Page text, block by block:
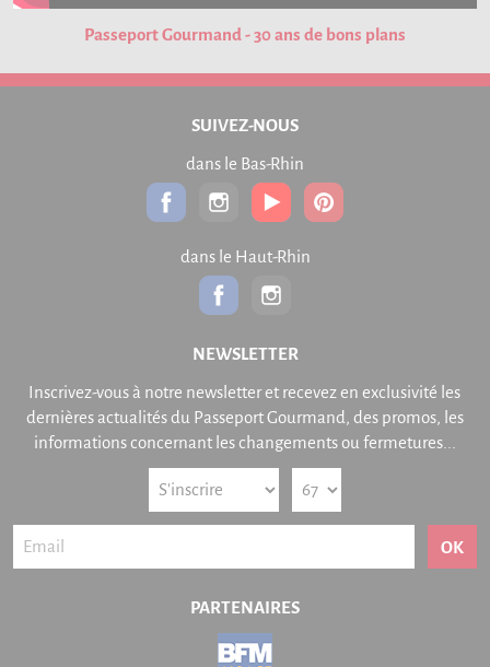
Passeport Gourmand - 30 ans de bons plans
SUIVEZ-NOUS
dans le Bas-Rhin
dans le Haut-Rhin
NEWSLETTER
Inscrivez-vous à notre newsletter et recevez en exclusivité les
dernières actualités du Passeport Gourmand, des promos, les
informations concernant les changements ou fermetures...
OK
PARTENAIRES